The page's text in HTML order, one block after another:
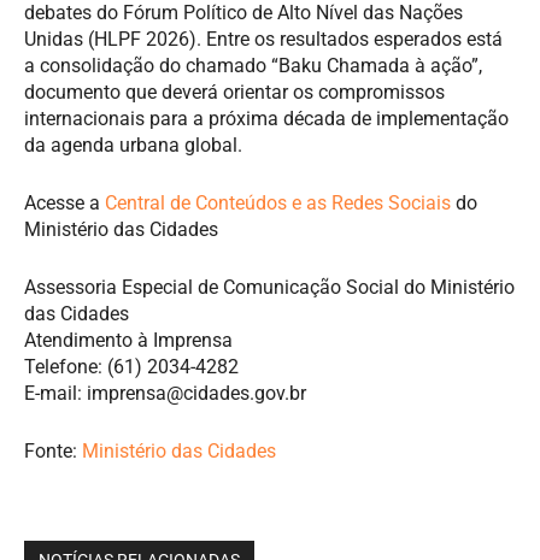
debates do Fórum Político de Alto Nível das Nações
Unidas (HLPF 2026). Entre os resultados esperados está
a consolidação do chamado “Baku Chamada à ação”,
documento que deverá orientar os compromissos
internacionais para a próxima década de implementação
da agenda urbana global.
Acesse a Central de Conteúdos e as Redes Sociais do
Ministério das Cidades
Assessoria Especial de Comunicação Social do Ministério
das Cidades
Atendimento à Imprensa
Telefone: (61) 2034-4282
E-mail: imprensa@cidades.gov.br
Fonte: Ministério das Cidades